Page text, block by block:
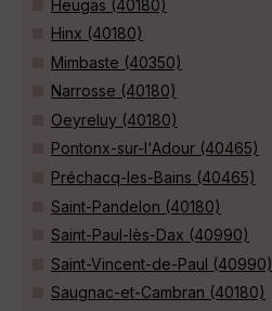
Heugas (40180)
Hinx (40180)
Mimbaste (40350)
Narrosse (40180)
Oeyreluy (40180)
Pontonx-sur-l'Adour (40465)
Préchacq-les-Bains (40465)
Saint-Pandelon (40180)
Saint-Paul-lès-Dax (40990)
Saint-Vincent-de-Paul (40990)
Saugnac-et-Cambran (40180)